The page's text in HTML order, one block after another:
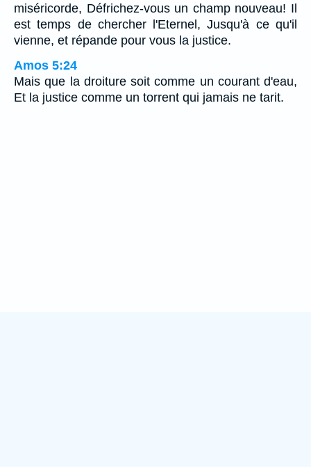
miséricorde, Défrichez-vous un champ nouveau! Il
est temps de chercher l'Eternel, Jusqu'à ce qu'il
vienne, et répande pour vous la justice.
Amos 5:24
Mais que la droiture soit comme un courant d'eau,
Et la justice comme un torrent qui jamais ne tarit.